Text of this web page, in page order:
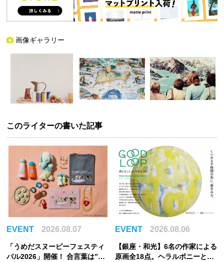
画像ギャラリー
このライターの書いた記事
EVENT 2026.08.07
「うめだスヌーピーフェスティ
バル2026」開催！ 合言葉は”明
EVENT 2026.08.06
【銀座・和光】6名の作家による
原画全18点。ヘラルボニーとの